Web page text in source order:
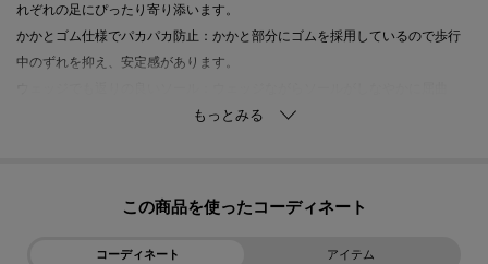
れぞれの足にぴったり寄り添います。
かかとゴム仕様でパカパカ防止：かかと部分にゴムを採用しているので歩行
中のずれを抑え、安定感があります。
し、歩行をしっかりサポート。長時間歩いても疲れにくい設計です。
この商品を使った
コーディネート アイテム